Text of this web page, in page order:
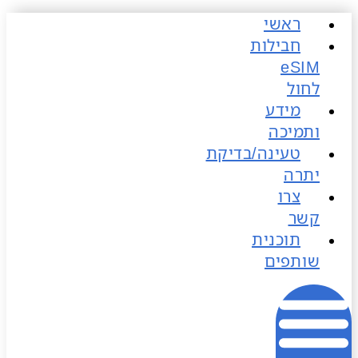
ראשי
חבילות
לחול
מידע
ותמיכה
טעינה/בדיקת
יתרה
צרו
קשר
תוכנית
שותפים